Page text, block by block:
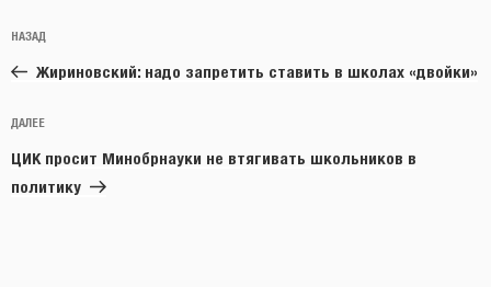
по
записям
Предыдущая
запись:
НАЗАД
Жириновский: надо запретить ставить в школах «двойки»
Следующая
запись
ДАЛЕЕ
ЦИК просит Минобрнауки не втягивать школьников в
политику